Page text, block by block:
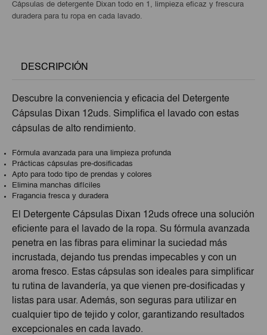
Cápsulas de detergente Dixan todo en 1, limpieza eficaz y frescura
duradera para tu ropa en cada lavado.
DESCRIPCIÓN
Descubre la conveniencia y eficacia del Detergente
Cápsulas Dixan 12uds. Simplifica el lavado con estas
cápsulas de alto rendimiento.
Fórmula avanzada para una limpieza profunda
Prácticas cápsulas pre-dosificadas
Apto para todo tipo de prendas y colores
Elimina manchas difíciles
Fragancia fresca y duradera
El Detergente Cápsulas Dixan 12uds ofrece una solución
eficiente para el lavado de la ropa. Su fórmula avanzada
penetra en las fibras para eliminar la suciedad más
incrustada, dejando tus prendas impecables y con un
aroma fresco. Estas cápsulas son ideales para simplificar
tu rutina de lavandería, ya que vienen pre-dosificadas y
listas para usar. Además, son seguras para utilizar en
cualquier tipo de tejido y color, garantizando resultados
excepcionales en cada lavado.